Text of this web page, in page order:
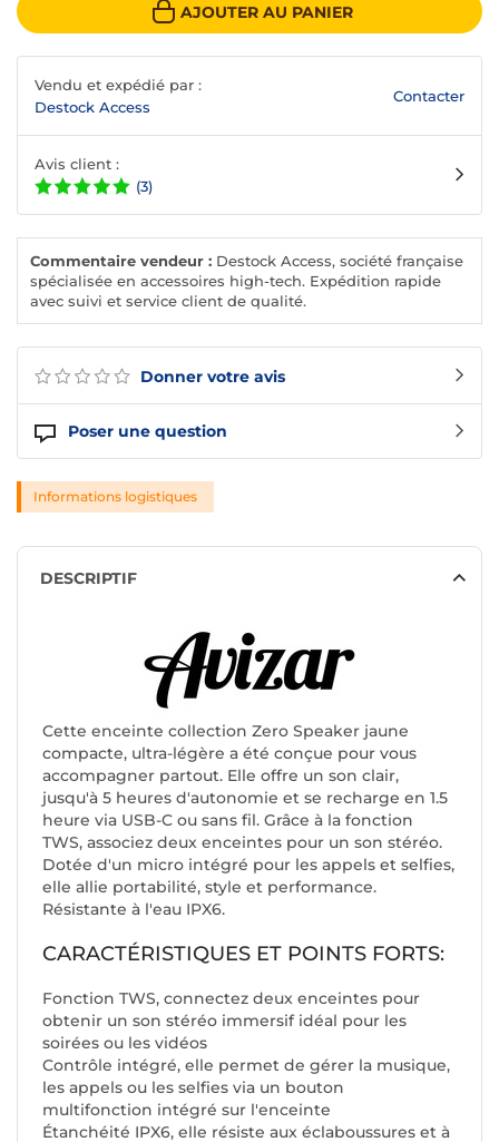
Donner votre avis
Poser une question
AJOUTER AU PANIER
Vendu et expédié par :
Destock Access
Contacter
Avis client :
(3)
Commentaire vendeur : Destock Access, société française
spécialisée en accessoires high-tech. Expédition rapide
avec suivi et service client de qualité.
Informations logistiques
DESCRIPTIF
Cette enceinte collection Zero Speaker jaune
compacte, ultra-légère a été conçue pour vous
accompagner partout. Elle offre un son clair,
jusqu'à 5 heures d'autonomie et se recharge en 1.5
heure via USB-C ou sans fil. Grâce à la fonction
TWS, associez deux enceintes pour un son stéréo.
Dotée d'un micro intégré pour les appels et selfies,
elle allie portabilité, style et performance.
Résistante à l'eau IPX6.
CARACTÉRISTIQUES ET POINTS FORTS:
Fonction TWS, connectez deux enceintes pour
obtenir un son stéréo immersif idéal pour les
soirées ou les vidéos
Contrôle intégré, elle permet de gérer la musique,
les appels ou les selfies via un bouton
multifonction intégré sur l'enceinte
Étanchéité IPX6, elle résiste aux éclaboussures et à